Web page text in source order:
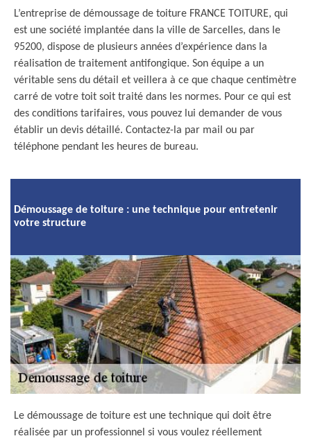
L’entreprise de démoussage de toiture FRANCE TOITURE, qui
est une société implantée dans la ville de Sarcelles, dans le
95200, dispose de plusieurs années d’expérience dans la
réalisation de traitement antifongique. Son équipe a un
véritable sens du détail et veillera à ce que chaque centimètre
carré de votre toit soit traité dans les normes. Pour ce qui est
des conditions tarifaires, vous pouvez lui demander de vous
établir un devis détaillé. Contactez-la par mail ou par
téléphone pendant les heures de bureau.
Démoussage de toiture : une technique pour entretenir
votre structure
Le démoussage de toiture est une technique qui doit être
réalisée par un professionnel si vous voulez réellement